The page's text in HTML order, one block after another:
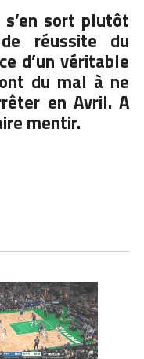
sort plutôt
réussite du
d’un véritable
du mal à ne
en Avril. A
mentir.